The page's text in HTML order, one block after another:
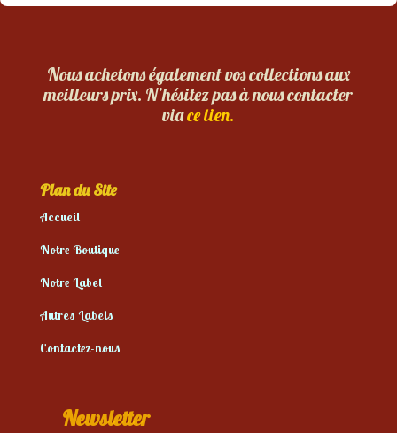
Nous achetons également vos collections aux
meilleurs prix. N’hésitez pas à nous contacter
viace lien.
Plan du Site
Accueil
Notre Boutique
Notre Label
Autres Labels
Contactez-nous
Newsletter